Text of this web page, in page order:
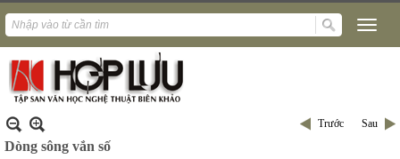
Trước Sau
Dòng sông vắn số